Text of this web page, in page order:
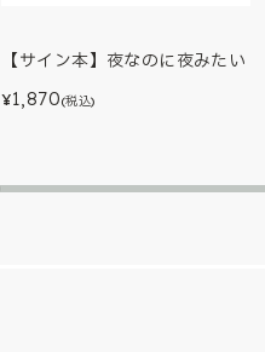
【サイン本】夜なのに夜みたい
¥1,870(税込)